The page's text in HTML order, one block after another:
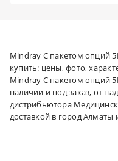
Mindray С пакетом опций
купить: цены, фото,
Mindray С пакетом опций
наличии и под заказ, от
дистрибьютора
доставкой в город Алматы